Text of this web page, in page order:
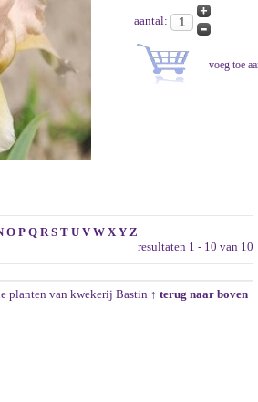
aantal:
O P Q R S T U V W X Y Z
resultaten 1 - 10 van 10
planten van kwekerij Bastin ↑ terug naar boven